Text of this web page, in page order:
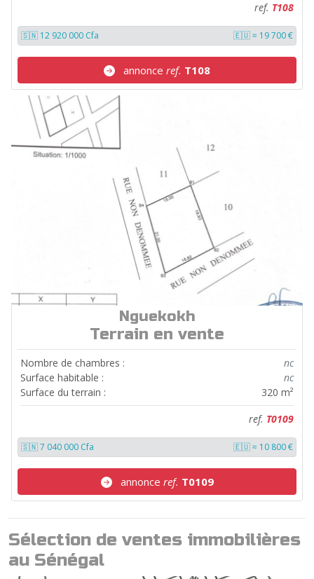
ref. T108
🇸🇳 12 920 000 Cfa 🇪🇺 ≈ 19 700 €
annonce ref. T108
ref.
Nguekokh
Terrain en vente
Nombre de chambres :
nc
Surface habitable :
nc
Surface du terrain :
320 m²
ref. T0109
🇸🇳 7 040 000 Cfa 🇪🇺 ≈ 10 800 €
annonce ref. T0109
Sélection de ventes immobilières
au Sénégal